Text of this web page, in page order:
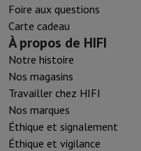
Foire aux questions
Carte cadeau
À propos de HIFI
Notre histoire
Nos magasins
Travailler chez HIFI
Nos marques
Éthique et signalement
Éthique et vigilance